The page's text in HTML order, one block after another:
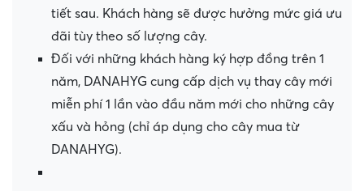
tiết sau. Khách hàng sẽ được hưởng mức giá ưu
đãi tùy theo số lượng cây.
Đối với những khách hàng ký hợp đồng trên 1
năm, DANAHYG cung cấp dịch vụ thay cây mới
miễn phí 1 lần vào đầu năm mới cho những cây
xấu và hỏng (chỉ áp dụng cho cây mua từ
DANAHYG).